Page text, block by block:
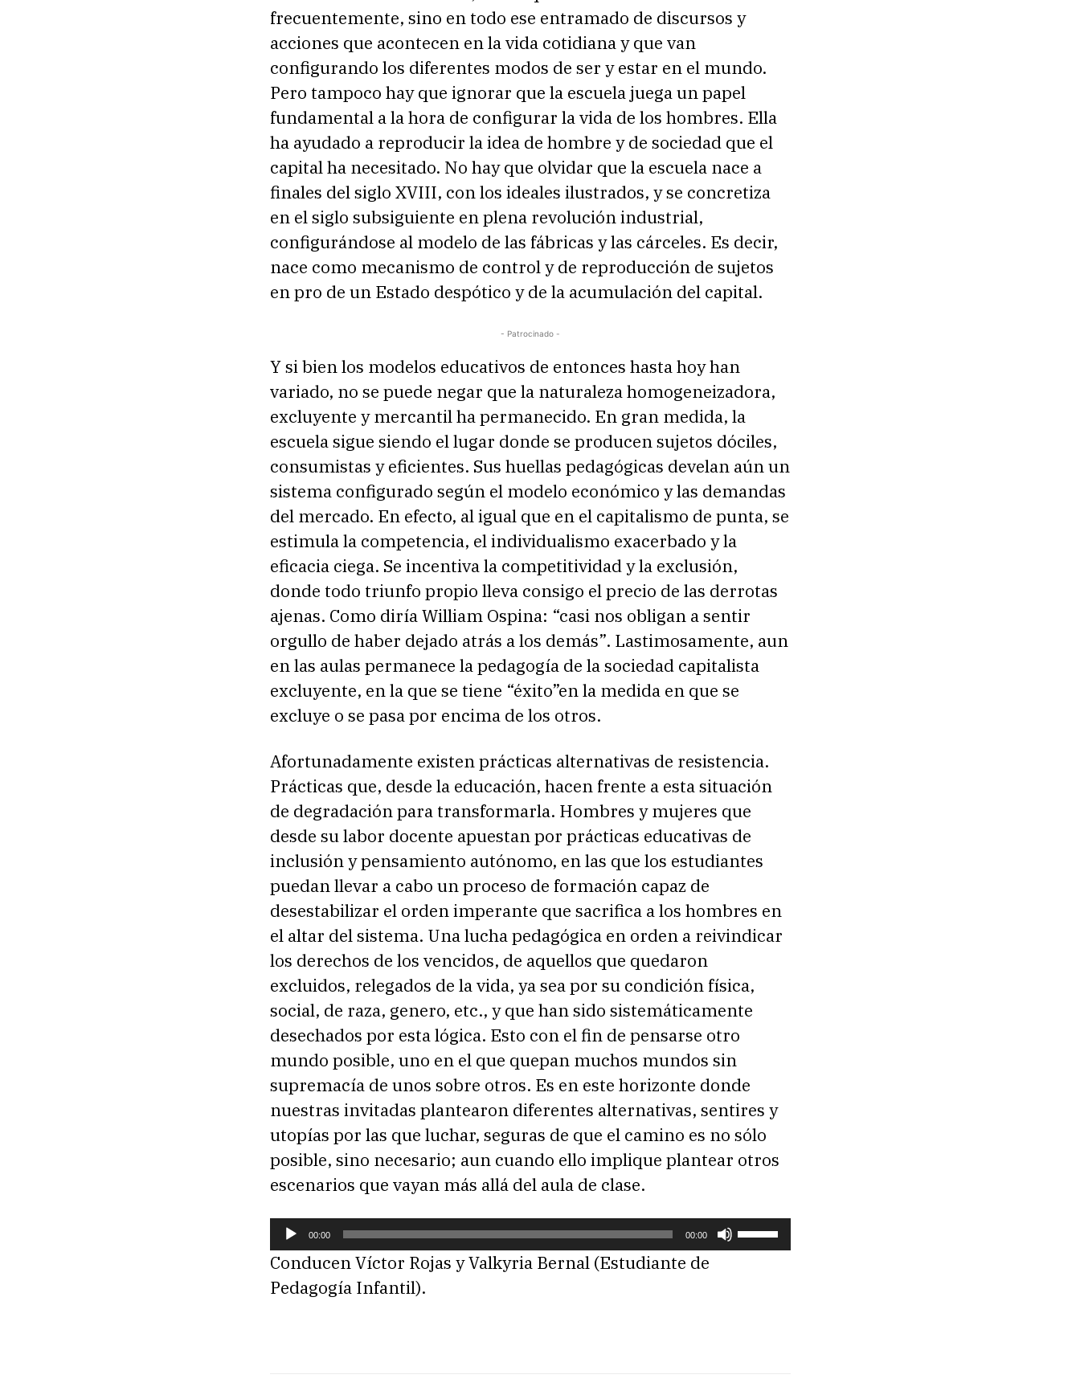
frecuentemente, sino en todo ese entramado de discursos y
acciones que acontecen en la vida cotidiana y que van
configurando los diferentes modos de ser y estar en el mundo.
Pero tampoco hay que ignorar que la escuela juega un papel
fundamental a la hora de configurar la vida de los hombres. Ella
ha ayudado a reproducir la idea de hombre y de sociedad que el
capital ha necesitado. No hay que olvidar que la escuela nace a
finales del siglo XVIII, con los ideales ilustrados, y se concretiza
en el siglo subsiguiente en plena revolución industrial,
configurándose al modelo de las fábricas y las cárceles. Es decir,
nace como mecanismo de control y de reproducción de sujetos
en pro de un Estado despótico y de la acumulación del capital.
- Patrocinado -
Y si bien los modelos educativos de entonces hasta hoy han
variado, no se puede negar que la naturaleza homogeneizadora,
excluyente y mercantil ha permanecido. En gran medida, la
escuela sigue siendo el lugar donde se producen sujetos dóciles,
consumistas y eficientes. Sus huellas pedagógicas develan aún un
sistema configurado según el modelo económico y las demandas
del mercado. En efecto, al igual que en el capitalismo de punta, se
estimula la competencia, el individualismo exacerbado y la
eficacia ciega. Se incentiva la competitividad y la exclusión,
donde todo triunfo propio lleva consigo el precio de las derrotas
ajenas. Como diría William Ospina: “casi nos obligan a sentir
orgullo de haber dejado atrás a los demás”. Lastimosamente, aun
en las aulas permanece la pedagogía de la sociedad capitalista
excluyente, en la que se tiene “éxito”en la medida en que se
excluye o se pasa por encima de los otros.
Afortunadamente existen prácticas alternativas de resistencia.
Prácticas que, desde la educación, hacen frente a esta situación
de degradación para transformarla. Hombres y mujeres que
desde su labor docente apuestan por prácticas educativas de
inclusión y pensamiento autónomo, en las que los estudiantes
puedan llevar a cabo un proceso de formación capaz de
desestabilizar el orden imperante que sacrifica a los hombres en
el altar del sistema. Una lucha pedagógica en orden a reivindicar
los derechos de los vencidos, de aquellos que quedaron
excluidos, relegados de la vida, ya sea por su condición física,
social, de raza, genero, etc., y que han sido sistemáticamente
desechados por esta lógica. Esto con el fin de pensarse otro
mundo posible, uno en el que quepan muchos mundos sin
supremacía de unos sobre otros. Es en este horizonte donde
nuestras invitadas plantearon diferentes alternativas, sentires y
utopías por las que luchar, seguras de que el camino es no sólo
posible, sino necesario; aun cuando ello implique plantear otros
escenarios que vayan más allá del aula de clase.
e
p
00:00 00:00
U
t
Conducen Víctor Rojas y Valkyria Bernal (Estudiante de
Pedagogía Infantil).